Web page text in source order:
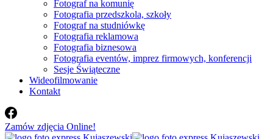
Fotograf na komunię
Fotografia przedszkola, szkoły
Fotograf na studniówkę
Fotografia reklamowa
Fotografia biznesowa
Fotografia eventów, imprez firmowych, konferencji
Sesje Świąteczne
Wideofilmowanie
Kontakt
Zamów zdjęcia Online!